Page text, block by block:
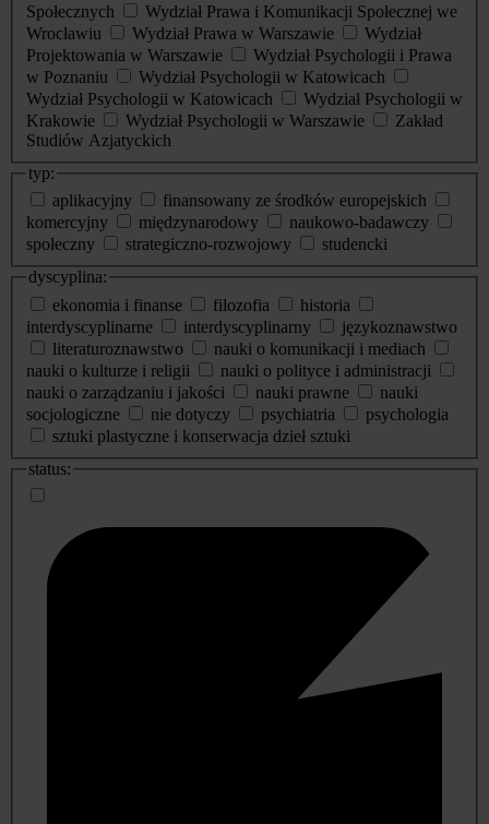
Społecznych
Wydział Prawa i Komunikacji Społecznej we
Wrocławiu
Wydział Prawa w Warszawie
Wydział
Projektowania w Warszawie
Wydział Psychologii i Prawa
w Poznaniu
Wydział Psychologii w Katowicach
Wydział Psychologii w Katowicach
Wydział Psychologii w
Krakowie
Wydział Psychologii w Warszawie
Zakład
Studiów Azjatyckich
typ:
aplikacyjny
finansowany ze środków europejskich
komercyjny
międzynarodowy
naukowo-badawczy
społeczny
strategiczno-rozwojowy
studencki
dyscyplina:
ekonomia i finanse
filozofia
historia
interdyscyplinarne
interdyscyplinarny
językoznawstwo
literaturoznawstwo
nauki o komunikacji i mediach
nauki o kulturze i religii
nauki o polityce i administracji
nauki o zarządzaniu i jakości
nauki prawne
nauki
socjologiczne
nie dotyczy psychiatria
psychologia
sztuki plastyczne i konserwacja dzieł sztuki
status: